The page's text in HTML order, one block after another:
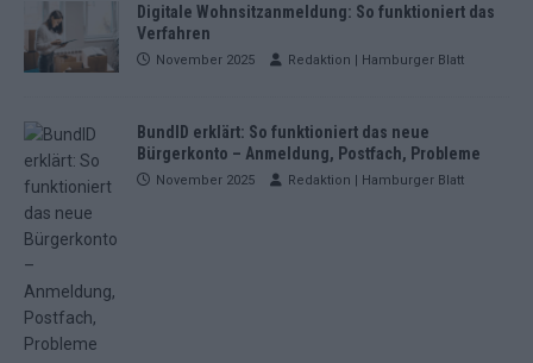
Digitale Wohnsitzanmeldung: So funktioniert das
Verfahren
November 2025 Redaktion | Hamburger Blatt
BundID erklärt: So funktioniert das neue
Bürgerkonto – Anmeldung, Postfach, Probleme
November 2025 Redaktion | Hamburger Blatt